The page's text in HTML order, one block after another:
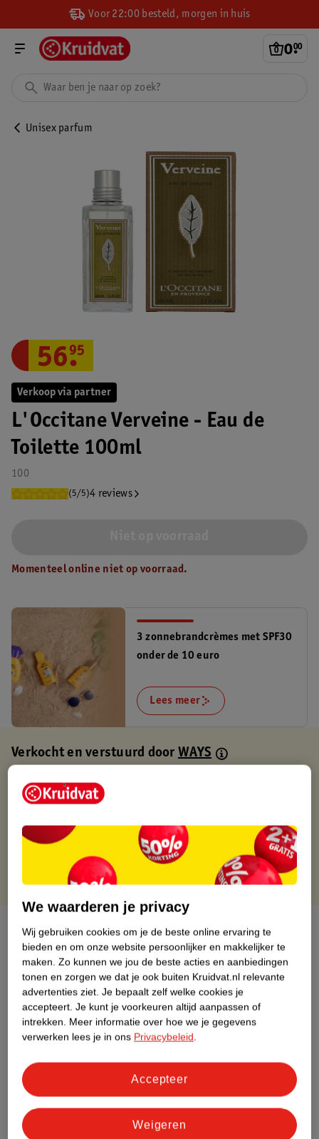
Voor 22:00 besteld, morgen in huis
0.
00
Unisex parfum
Verkoop via partner
L'Occitane Verveine - Eau de
Toilette 100ml
100
(5/5)4 reviews
56.
95
Momenteel online niet op voorraad.
3 zonnebrandcrèmes met SPF30
onder de 10 euro
Lees meer
Verkocht en verstuurd doorWAYS
Binnen 1 werkdag verstuurd
Gratis thuisbezorgd
Gratis punten met je Kruidvat kaart
Over dit product
Productinformatie
Etiketinformatie
Nature Impact Score
Impact Score.
Meer informatie
We waarderen je privacy
Wij gebruiken cookies om je de beste online ervaring te
bieden en om onze website persoonlijker en makkelijker te
maken. Zo kunnen we jou de beste acties en aanbiedingen
tonen en zorgen we dat je ook buiten Kruidvat.nl relevante
advertenties ziet. Je bepaalt zelf welke cookies je
accepteert. Je kunt je voorkeuren altijd aanpassen of
intrekken. Meer informatie over hoe we je gegevens
verwerken lees je in ons Privacybeleid.
Weigeren
Accepteer